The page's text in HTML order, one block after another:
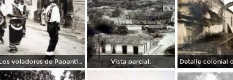
Los voladores de Papantla Veracruz. Vista parcial.